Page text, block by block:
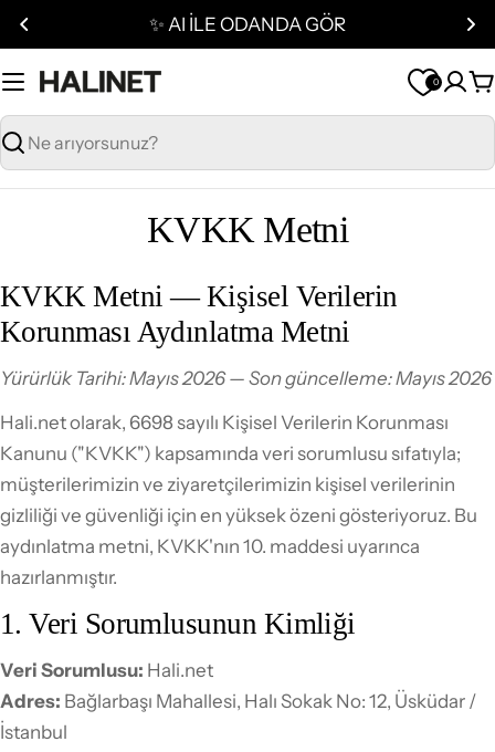
İçeriğe
geç
✨ AI İLE ODANDA GÖR
Ara
0
KVKK Metni
KVKK Metni — Kişisel Verilerin
Korunması Aydınlatma Metni
Yürürlük Tarihi: Mayıs 2026 — Son güncelleme: Mayıs 2026
Hali.net olarak, 6698 sayılı Kişisel Verilerin Korunması
Kanunu ("KVKK") kapsamında veri sorumlusu sıfatıyla;
müşterilerimizin ve ziyaretçilerimizin kişisel verilerinin
gizliliği ve güvenliği için en yüksek özeni gösteriyoruz. Bu
aydınlatma metni, KVKK'nın 10. maddesi uyarınca
hazırlanmıştır.
1. Veri Sorumlusunun Kimliği
Veri Sorumlusu: Hali.net
Adres: Bağlarbaşı Mahallesi, Halı Sokak No: 12, Üsküdar /
İstanbul